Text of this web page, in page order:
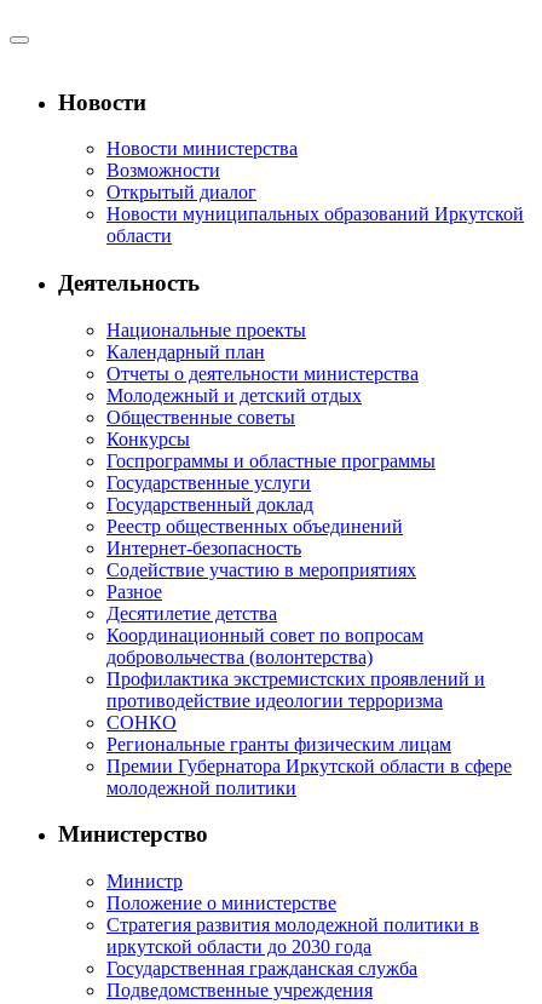
Новости
Новости министерства
Возможности
Открытый диалог
Новости муниципальных образований Иркутской
области
Деятельность
Национальные проекты
Календарный план
Отчеты о деятельности министерства
Молодежный и детский отдых
Общественные советы
Конкурсы
Госпрограммы и областные программы
Государственные услуги
Государственный доклад
Реестр общественных объединений
Интернет-безопасность
Содействие участию в мероприятиях
Разное
Десятилетие детства
Координационный совет по вопросам
добровольчества (волонтерства)
Профилактика экстремистских проявлений и
противодействие идеологии терроризма
СОНКО
Региональные гранты физическим лицам
Премии Губернатора Иркутской области в сфере
молодежной политики
Министерство
Министр
Положение о министерстве
Стратегия развития молодежной политики в
иркутской области до 2030 года
Государственная гражданская служба
Подведомственные учреждения